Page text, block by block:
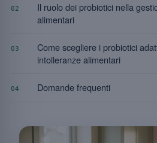
02
Il ruolo dei probiotici nella
alimentari
03
Come scegliere i probiotici
intolleranze alimentari
04 Domande frequenti